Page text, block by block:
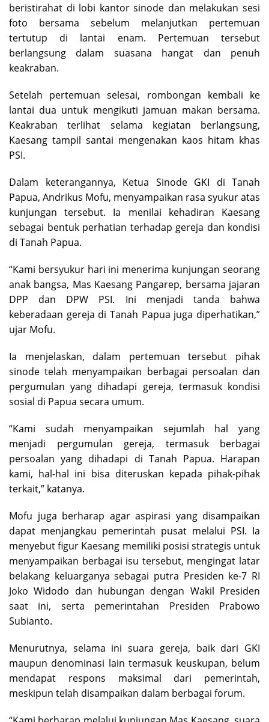
beristirahat di lobi kantor sinode dan melakukan sesi
foto bersama sebelum melanjutkan pertemuan
tertutup di lantai enam. Pertemuan tersebut
berlangsung dalam suasana hangat dan penuh
keakraban.
Setelah pertemuan selesai, rombongan kembali ke
lantai dua untuk mengikuti jamuan makan bersama.
Keakraban terlihat selama kegiatan berlangsung,
Kaesang tampil santai mengenakan kaos hitam khas
PSI.
Dalam keterangannya, Ketua Sinode GKI di Tanah
Papua, Andrikus Mofu, menyampaikan rasa syukur atas
kunjungan tersebut. Ia menilai kehadiran Kaesang
sebagai bentuk perhatian terhadap gereja dan kondisi
di Tanah Papua.
“Kami bersyukur hari ini menerima kunjungan seorang
anak bangsa, Mas Kaesang Pangarep, bersama jajaran
DPP dan DPW PSI. Ini menjadi tanda bahwa
keberadaan gereja di Tanah Papua juga diperhatikan,”
ujar Mofu.
Ia menjelaskan, dalam pertemuan tersebut pihak
sinode telah menyampaikan berbagai persoalan dan
pergumulan yang dihadapi gereja, termasuk kondisi
sosial di Papua secara umum.
“Kami sudah menyampaikan sejumlah hal yang
menjadi pergumulan gereja, termasuk berbagai
persoalan yang dihadapi di Tanah Papua. Harapan
kami, hal-hal ini bisa diteruskan kepada pihak-pihak
terkait,” katanya.
Mofu juga berharap agar aspirasi yang disampaikan
dapat menjangkau pemerintah pusat melalui PSI. Ia
menyebut figur Kaesang memiliki posisi strategis untuk
menyampaikan berbagai isu tersebut, mengingat latar
belakang keluarganya sebagai putra Presiden ke-7 RI
Joko Widodo dan hubungan dengan Wakil Presiden
saat ini, serta pemerintahan Presiden Prabowo
Subianto.
Menurutnya, selama ini suara gereja, baik dari GKI
maupun denominasi lain termasuk keuskupan, belum
mendapat respons maksimal dari pemerintah,
meskipun telah disampaikan dalam berbagai forum.